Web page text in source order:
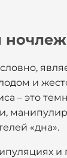
и
– это
«дна».
и